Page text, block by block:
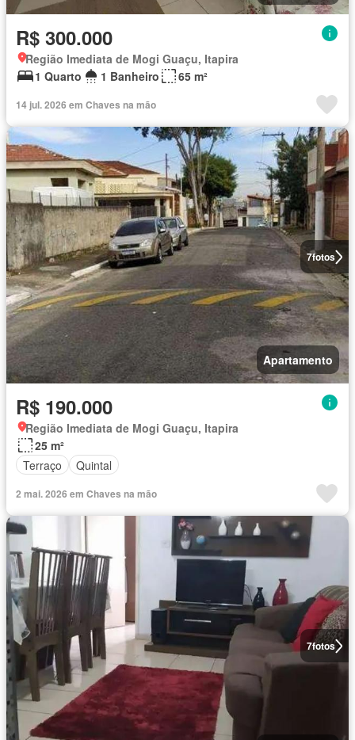
R$ 300.000
Região Imediata de Mogi Guaçu, Itapira
1 Quarto
1 Banheiro 65 m²
14 jul. 2026 em Chaves na mão
7fotos
Apartamento
R$ 190.000
Região Imediata de Mogi Guaçu, Itapira
25 m²
Terraço
Quintal
2 mai. 2026 em Chaves na mão
7fotos